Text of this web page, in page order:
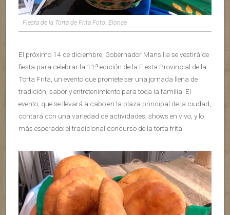
Fiesta de la Torta de Frita Foto: Elonce
El próximo 14 de diciembre, Gobernador Mansilla se vestirá de
fiesta para celebrar la 11ª edición de la Fiesta Provincial de la
Torta Frita, un evento que promete ser una jornada llena de
tradición, sabor y entretenimiento para toda la familia. El
evento, que se llevará a cabo en la plaza principal de la ciudad,
contará con una variedad de actividades, shows en vivo, y lo
más esperado: el tradicional concurso de la torta frita.